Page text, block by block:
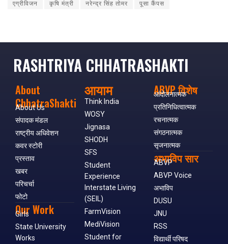
एग्रीविजन
कृषि मंत्री नरेन्द्र सिंह तोमर पूसा कैंपस
RASHTRIYA CHHATRASHAKTI
About
ChhatraShakti
About Us
संपादक मंडल
राष्ट्रीय अधिवेशन
कवर स्टोरी
प्रस्ताव
खबर
परिचर्चा
फोटो
Our Work
Girls
State University
Works
आयाम
Think India
WOSY
Jignasa
SHODH
SFS
Student
Experience
Interstate Living
(SEIL)
FarmVision
MediVision
Student for
ABVP विशेष
आंदोलनात्मक
प्रतिनिधित्वात्मक
रचनात्मक
संगठनात्मक
सृजनात्मक
अभाविप सार
ABVP
ABVP Voice
अभाविप
DUSU
JNU
RSS
विद्यार्थी परिषद